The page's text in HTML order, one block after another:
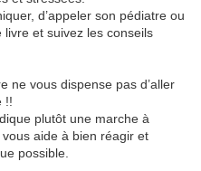
d’appeler son pédiatre ou
et suivez les conseils
ne vous dispense pas d’aller
!!
plutôt une marche à
aide à bien réagir et
possible.